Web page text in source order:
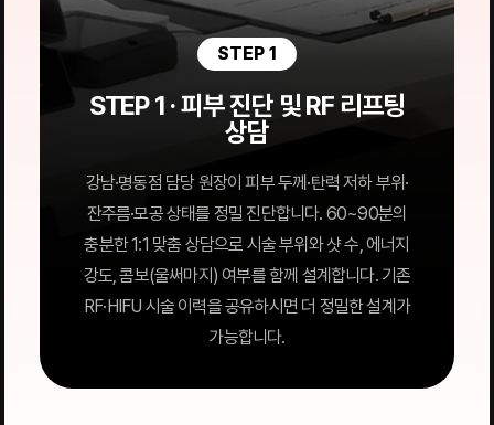
STEP 1
STEP 1 · 피부 진단 및 RF 리프팅
상담
강남·명동점 담당 원장이 피부 두께·탄력 저하 부위·
잔주름·모공 상태를 정밀 진단합니다. 60~90분의
충분한 1:1 맞춤 상담으로 시술 부위와 샷 수, 에너지
강도, 콤보(울써마지) 여부를 함께 설계합니다. 기존
RF·HIFU 시술 이력을 공유하시면 더 정밀한 설계가
가능합니다.